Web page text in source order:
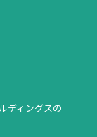
ディングスの